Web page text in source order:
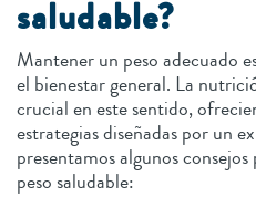
saludable?
Mantener un peso adecuado
el bienestar general. La
crucial en este sentido,
estrategias diseñadas por un
presentamos algunos
peso saludable: